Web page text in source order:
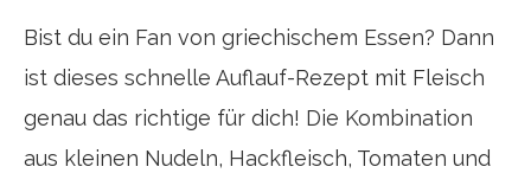
Bist du ein Fan von griechischem Essen? Dann
ist dieses schnelle Auflauf-Rezept mit Fleisch
genau das richtige für dich! Die Kombination
aus kleinen Nudeln, Hackfleisch, Tomaten und